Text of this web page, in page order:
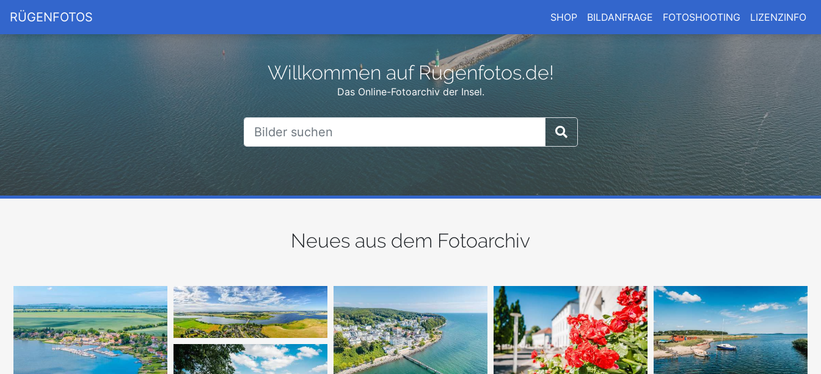
RÜGENFOTOS SHOP BILDANFRAGE FOTOSHOOTING LIZENZINFO
Willkommen auf Rügenfotos.de!
Das Online-Fotoarchiv der Insel.
Neues aus dem Fotoarchiv